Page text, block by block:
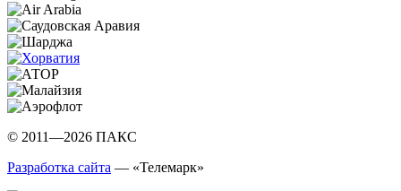
© 2011—2026 ПАКС
Разработка сайта — «Телемарк»